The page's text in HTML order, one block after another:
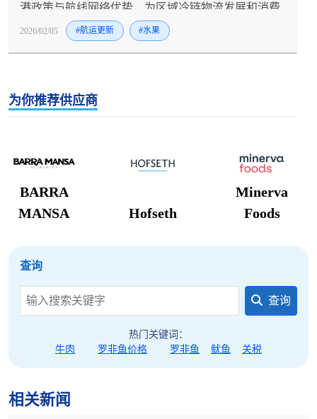
港政策与航线网络优势，为区域冷链物流发展和消费
市场升级注入全新动能。
2026/02/05 #航运更新 #水果
为你推荐供应商
BARRA
MANSA
Hofseth
Minerva
Foods
查询
查询
热门关键词：
牛肉
罗非鱼价格 罗非鱼 鱿鱼 关税
相关新闻